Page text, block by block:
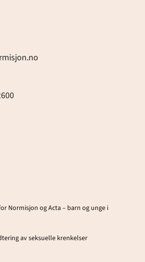
Normisjon og Acta – barn og unge i
av seksuelle krenkelser